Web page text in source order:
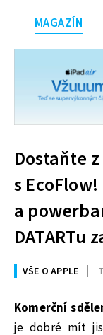
MAGAZÍN
Dostaňte
s
a
DATARTu
VŠE O APPLE
Komerční
je dobré mít